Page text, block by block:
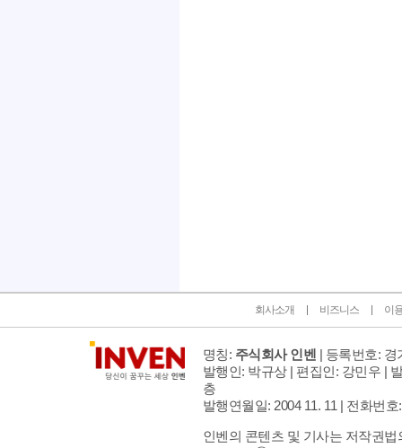
회사소개 비즈니스 이
명칭: 주식회사 인벤 | 등록번호: 경
발행인: 박규상 | 편집인: 강민우 |
층
발행연월일: 2004 11. 11 | 전화번호
인벤의 콘텐츠 및 기사는 저작권